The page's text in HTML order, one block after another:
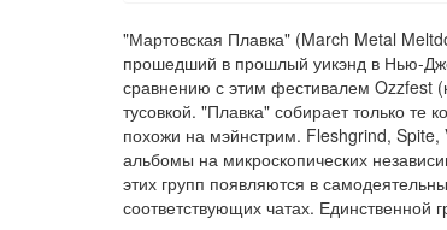
"Мартовская Плавка" (March Metal
прошедший в прошлый уикэнд в Нью-
сравнению с этим фестивалем Ozzfest
тусовкой. "Плавка" собирает только
похожи на мэйнстрим. Fleshgrind,
альбомы на микроскопических
этих групп появляются в
соответствующих чатах.